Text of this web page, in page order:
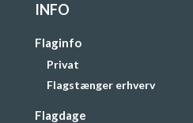
INFO
Flaginfo
Privat
Flagstænger erhverv
Flagdage